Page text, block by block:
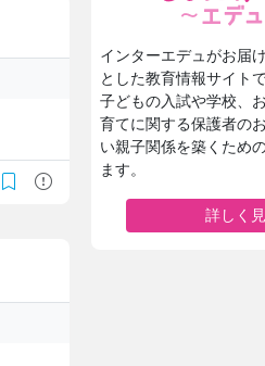
インターエデュがお届
とした教育情報サイトで
子どもの入試や学校、
育てに関する保護者の
い親子関係を築くため
ます。
詳しく